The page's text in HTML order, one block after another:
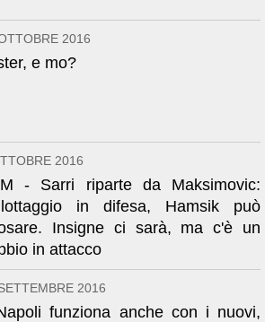
2016
e mo?
2016
- Sarri riparte da Maksimovic:
in difesa, Hamsik può
Insigne ci sarà, ma c'è un
in attacco
2016
funziona anche con i nuovi,